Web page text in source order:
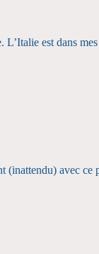
est dans
(inattendu) avec ce